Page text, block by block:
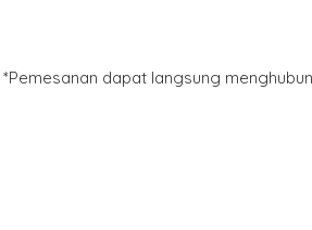
*Pemesanan dapat langsung